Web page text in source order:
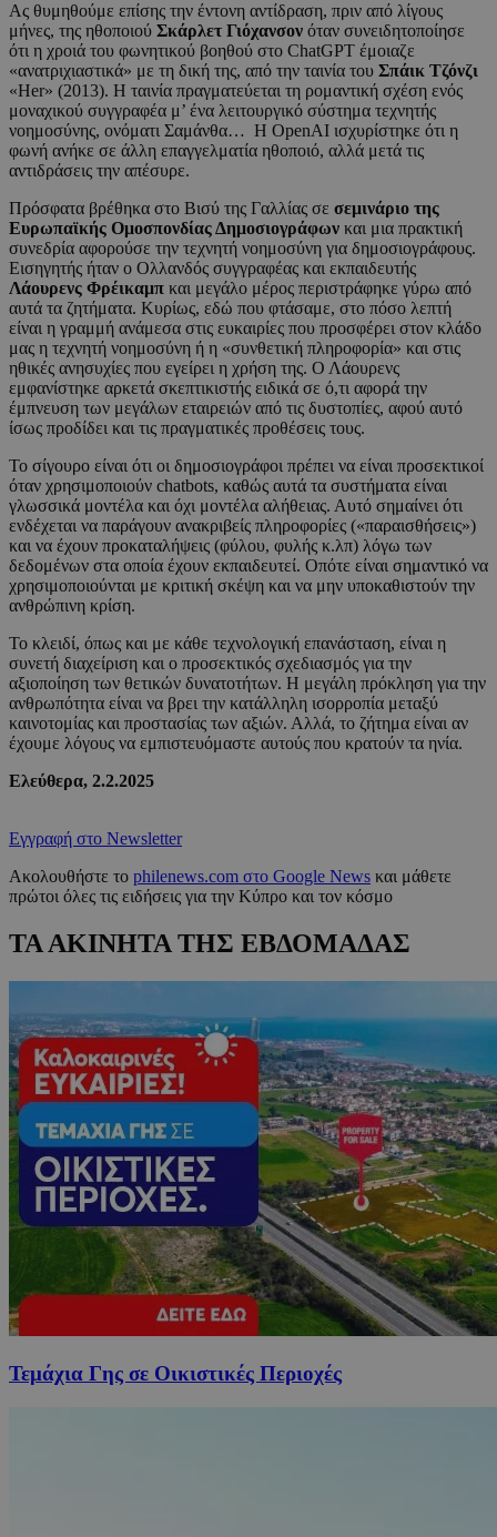
Ας θυμηθούμε επίσης την έντονη αντίδραση, πριν από λίγους
μήνες, της ηθοποιού Σκάρλετ Γιόχανσον όταν συνειδητοποίησε
ότι η χροιά του φωνητικού βοηθού στο ChatGPT έμοιαζε
«ανατριχιαστικά» με τη δική της, από την ταινία του Σπάικ Τζόνζι
«Her» (2013). Η ταινία πραγματεύεται τη ρομαντική σχέση ενός
μοναχικού συγγραφέα μ’ ένα λειτουργικό σύστημα τεχνητής
νοημοσύνης, ονόματι Σαμάνθα… Η OpenAI ισχυρίστηκε ότι η
φωνή ανήκε σε άλλη επαγγελματία ηθοποιό, αλλά μετά τις
αντιδράσεις την απέσυρε.
Πρόσφατα βρέθηκα στο Βισύ της Γαλλίας σε σεμινάριο της
Ευρωπαϊκής Ομοσπονδίας Δημοσιογράφων και μια πρακτική
συνεδρία αφορούσε την τεχνητή νοημοσύνη για δημοσιογράφους.
Εισηγητής ήταν ο Ολλανδός συγγραφέας και εκπαιδευτής
Λάουρενς Φρέικαμπ και μεγάλο μέρος περιστράφηκε γύρω από
αυτά τα ζητήματα. Κυρίως, εδώ που φτάσαμε, στο πόσο λεπτή
είναι η γραμμή ανάμεσα στις ευκαιρίες που προσφέρει στον κλάδο
μας η τεχνητή νοημοσύνη ή η «συνθετική πληροφορία» και στις
ηθικές ανησυχίες που εγείρει η χρήση της. Ο Λάουρενς
εμφανίστηκε αρκετά σκεπτικιστής ειδικά σε ό,τι αφορά την
έμπνευση των μεγάλων εταιρειών από τις δυστοπίες, αφού αυτό
ίσως προδίδει και τις πραγματικές προθέσεις τους.
Το σίγουρο είναι ότι οι δημοσιογράφοι πρέπει να είναι προσεκτικοί
όταν χρησιμοποιούν chatbots, καθώς αυτά τα συστήματα είναι
γλωσσικά μοντέλα και όχι μοντέλα αλήθειας. Αυτό σημαίνει ότι
ενδέχεται να παράγουν ανακριβείς πληροφορίες («παραισθήσεις»)
και να έχουν προκαταλήψεις (φύλου, φυλής κ.λπ) λόγω των
δεδομένων στα οποία έχουν εκπαιδευτεί. Οπότε είναι σημαντικό να
χρησιμοποιούνται με κριτική σκέψη και να μην υποκαθιστούν την
ανθρώπινη κρίση.
Το κλειδί, όπως και με κάθε τεχνολογική επανάσταση, είναι η
συνετή διαχείριση και ο προσεκτικός σχεδιασμός για την
αξιοποίηση των θετικών δυνατοτήτων. Η μεγάλη πρόκληση για την
ανθρωπότητα είναι να βρει την κατάλληλη ισορροπία μεταξύ
καινοτομίας και προστασίας των αξιών. Αλλά, το ζήτημα είναι αν
έχουμε λόγους να εμπιστευόμαστε αυτούς που κρατούν τα ηνία.
Ελεύθερα, 2.2.2025
Εγγραφή στο Newsletter
Ακολουθήστε το philenews.com στο Google News και μάθετε
πρώτοι όλες τις ειδήσεις για την Κύπρο και τον κόσμο
ΤΑ ΑΚΙΝΗΤΑ ΤΗΣ ΕΒΔΟΜΑΔΑΣ
Τεμάχια Γης σε Οικιστικές Περιοχές